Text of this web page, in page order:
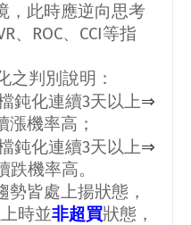
，此時應逆向思考
、 ROC、 CCI等指
之判別說明：
鈍化連續3天以上⇒
漲機率高；
鈍化連續3天以上⇒
跌機率高。
皆處上揚狀態，
時並非超買狀態，